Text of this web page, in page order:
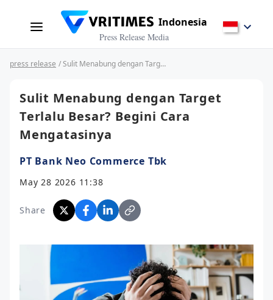
Indonesia
Press Release Media
press release / Sulit Menabung dengan Target Terlalu Besar? Begini Cara Mengatasinya
Sulit Menabung dengan Target
Terlalu Besar? Begini Cara
Mengatasinya
PT Bank Neo Commerce Tbk
May 28 2026 11:38
Share